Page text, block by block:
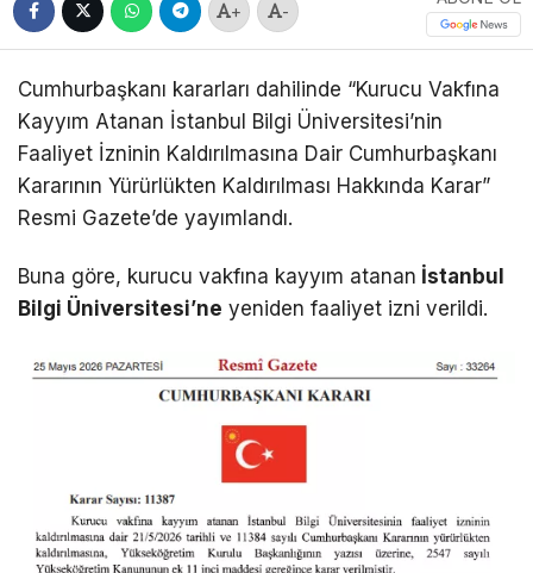
+ -
Cumhurbaşkanı kararları dahilinde “Kurucu Vakfına
Kayyım Atanan İstanbul Bilgi Üniversitesi’nin
Faaliyet İzninin Kaldırılmasına Dair Cumhurbaşkanı
Kararının Yürürlükten Kaldırılması Hakkında Karar”
Resmi Gazete’de yayımlandı.
Buna göre, kurucu vakfına kayyım atanan İstanbul
Bilgi Üniversitesi’ne yeniden faaliyet izni verildi.